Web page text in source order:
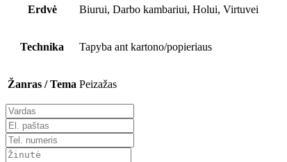
Erdvė Biurui, Darbo kambariui, Holui, Virtuvei
Technika Tapyba ant kartono/popieriaus
Žanras / Tema Peizažas